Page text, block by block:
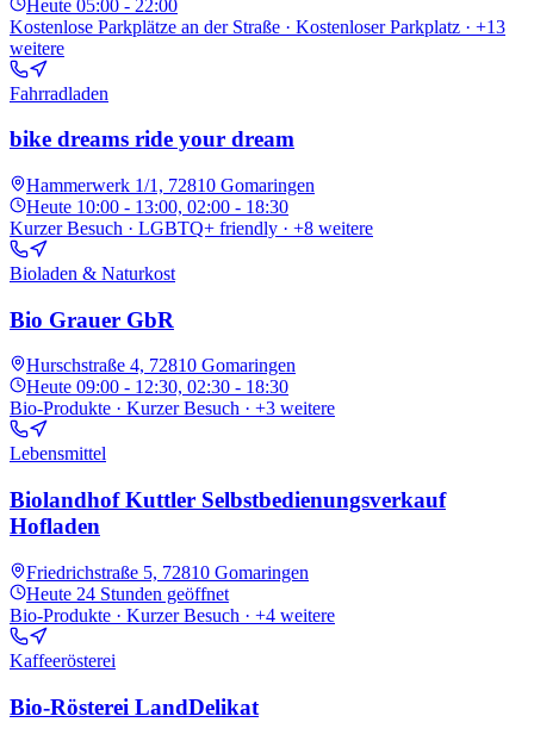
Heute 05:00 - 22:00
Kostenlose Parkplätze an der Straße · Kostenloser Parkplatz · +13
weitere
Fahrradladen
bike dreams ride your dream
Hammerwerk 1/1, 72810 Gomaringen
Heute 10:00 - 13:00, 02:00 - 18:30
Kurzer Besuch · LGBTQ+ friendly · +8 weitere
Bioladen & Naturkost
Bio Grauer GbR
Hurschstraße 4, 72810 Gomaringen
Heute 09:00 - 12:30, 02:30 - 18:30
Bio-Produkte · Kurzer Besuch · +3 weitere
Lebensmittel
Biolandhof Kuttler Selbstbedienungsverkauf
Hofladen
Friedrichstraße 5, 72810 Gomaringen
Heute 24 Stunden geöffnet
Bio-Produkte · Kurzer Besuch · +4 weitere
Kaffeerösterei
Bio-Rösterei LandDelikat